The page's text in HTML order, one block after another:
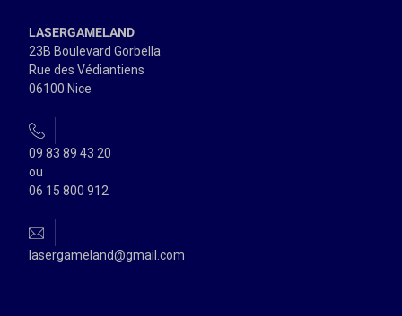
LASERGAMELAND
23B Boulevard Gorbella
Rue des Védiantiens
06100 Nice
09 83 89 43 20
ou
06 15 800 912
lasergameland@gmail.com